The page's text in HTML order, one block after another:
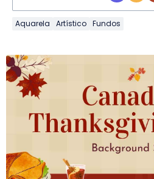
Aquarela Artístico Fundos